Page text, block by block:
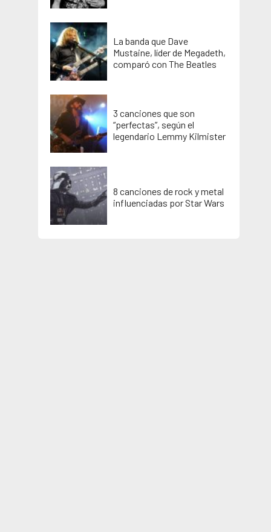
La banda que Dave
Mustaine, líder de Megadeth,
comparó con The Beatles
3 canciones que son
“perfectas”, según el
legendario Lemmy Kilmister
8 canciones de rock y metal
influenciadas por Star Wars